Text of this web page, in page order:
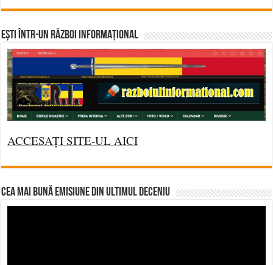
Ești într-un RĂZBOI INFORMAȚIONAL
ACCESAȚI SITE-UL AICI
CEA MAI BUNĂ EMISIUNE DIN ULTIMUL DECENIU